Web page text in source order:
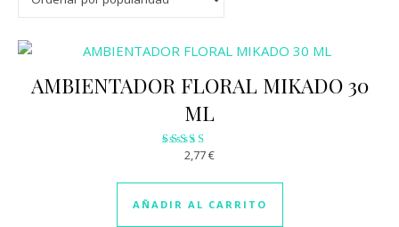
AMBIENTADOR FLORAL MIKADO 30
ML
Valorado
2.87
de 5
2,77€
AÑADIR AL CARRITO